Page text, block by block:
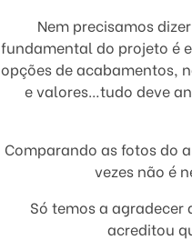
Nem precisamos
fundamental do projeto é
opções de acabamentos,
e valores…tudo deve
Comparando as fotos do
vezes não é
Só temos a
acreditou